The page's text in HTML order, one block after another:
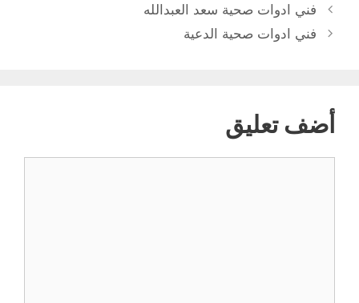
فني ادوات صحية سعد العبدالله
فني ادوات صحية الدعية
أضف تعليق